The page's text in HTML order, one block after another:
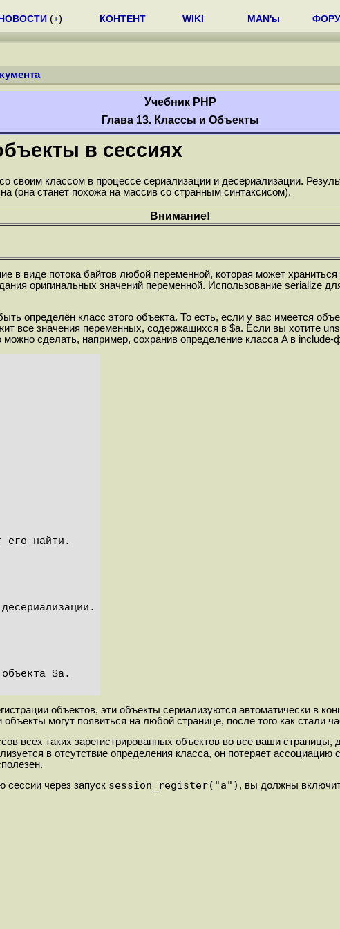
(+) КОНТЕНТ WIKI MAN'ы
Учебник РНР
Глава 13. Классы и Объекты
в сессиях
своим классом в процессе сериализации и десериализации.
(она станет похожа на массив со странным синтаксисом).
Внимание!
в виде потока байтов любой переменной, которая может храниться
оригинальных значений переменной. Использование serialize
определён класс этого объекта. То есть, если у вас имеется
все значения переменных, содержащихся в $a. Если вы хотите
сделать, например, сохранив определение класса A в
объектов, эти объекты сериализуются автоматически в
могут появиться на любой странице, после того как стали
всех таких зарегистрированных объектов во все ваши страницы,
в отсутствие определения класса, он потеряет ассоциацию
сессии через запуск session_register("a") , вы должны